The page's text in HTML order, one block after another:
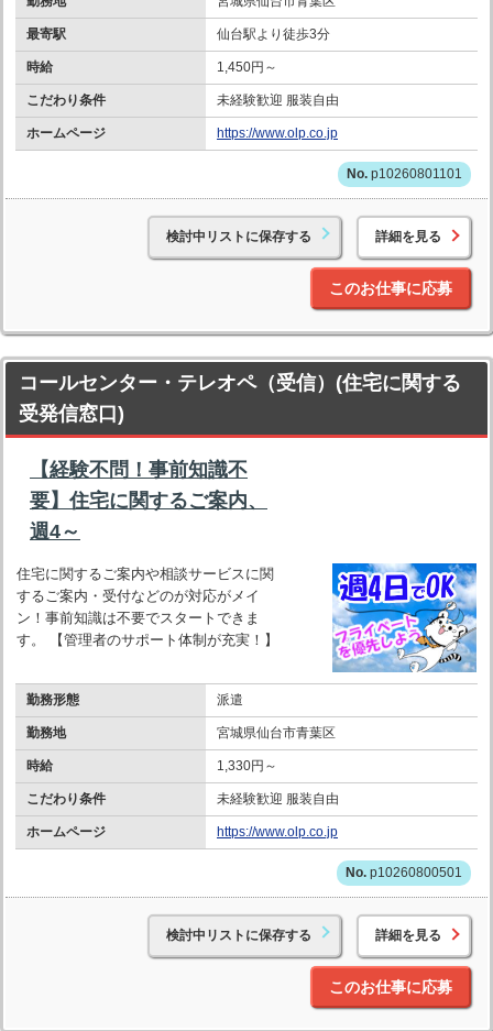
最寄駅 仙台駅より徒歩3分
時給 1,450円～
こだわり条件 未経験歓迎 服装自由
ホームページ https://www.olp.co.jp
p10260801101
検討中リストに保存する 詳細を見る
このお仕事に応募
コールセンター・テレオペ（受信）(住宅に関する
受発信窓口)
【経験不問！事前知識不
要】住宅に関するご案内、
週4～
住宅に関するご案内や相談サービスに関
するご案内・受付などのが対応がメイ
ン！事前知識は不要でスタートできま
す。 【管理者のサポート体制が充実！】
勤務形態 派遣
勤務地 宮城県仙台市青葉区
時給 1,330円～
こだわり条件 未経験歓迎 服装自由
ホームページ https://www.olp.co.jp
p10260800501
検討中リストに保存する 詳細を見る
このお仕事に応募